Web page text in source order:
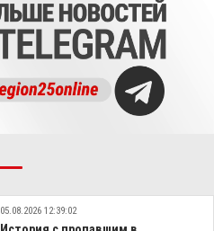
05.08.2026 12:39:02